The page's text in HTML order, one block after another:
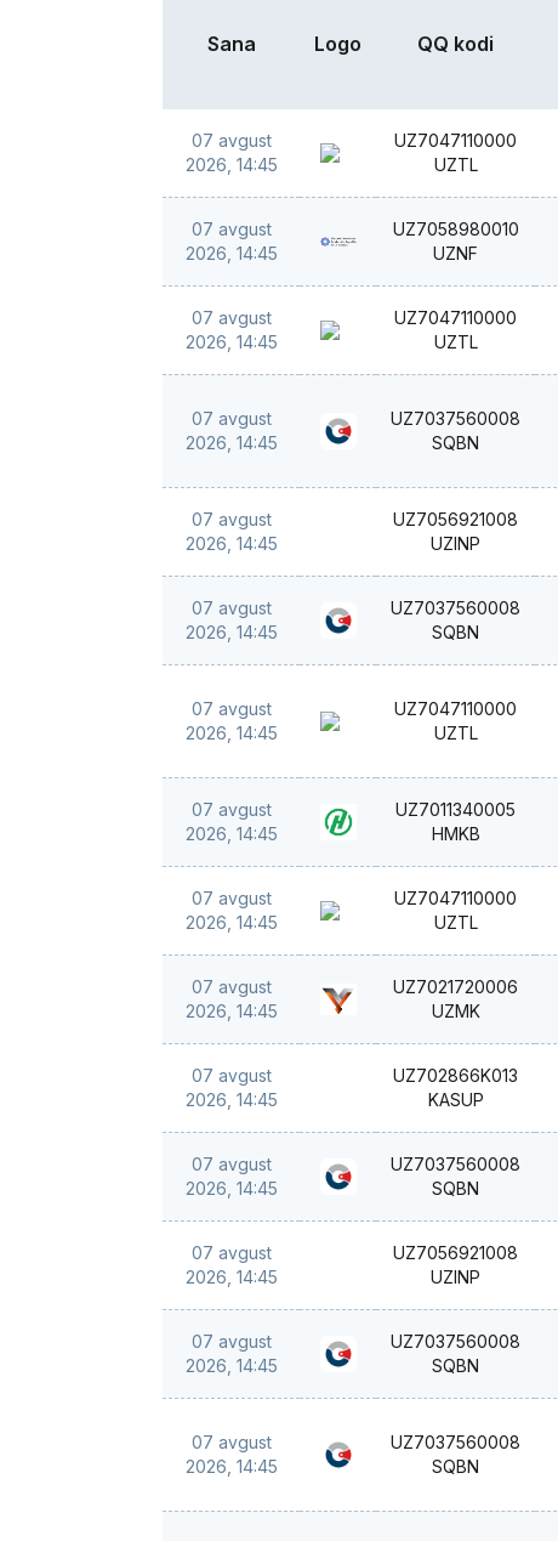
Sana Logo QQ kodi
07 avgust
2026, 14:45
UZ7047110000
UZTL
07 avgust
2026, 14:45
UZ7058980010
UZNF
07 avgust
2026, 14:45
UZ7047110000
UZTL
07 avgust
2026, 14:45
UZ7037560008
SQBN
07 avgust
2026, 14:45
UZ7056921008
UZINP
07 avgust
2026, 14:45
UZ7037560008
SQBN
07 avgust
2026, 14:45
UZ7047110000
UZTL
07 avgust
2026, 14:45
UZ7011340005
HMKB
07 avgust
2026, 14:45
UZ7047110000
UZTL
07 avgust
2026, 14:45
UZ7021720006
UZMK
07 avgust
2026, 14:45
UZ702866K013
KASUP
07 avgust
2026, 14:45
UZ7037560008
SQBN
07 avgust
2026, 14:45
UZ7056921008
UZINP
07 avgust
2026, 14:45
UZ7037560008
SQBN
07 avgust
2026, 14:45
UZ7037560008
SQBN